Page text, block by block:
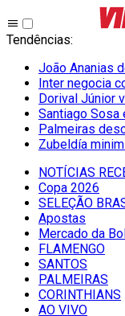
Tendências:
João Ananias
Inter negocia
Dorival Júnior
Santiago Sosa
Palmeiras
Zubeldía
NOTÍCIAS
Copa 2026
SELEÇÃO
Apostas
Mercado da
FLAMENGO
SANTOS
PALMEIRAS
CORINTHIANS
AO VIVO